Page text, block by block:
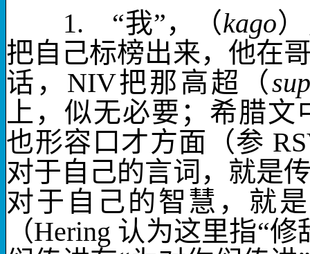
1. “我”，（kago
把自己标榜出来，他在
话， NIV把那 高超 （
上，似无必要；希腊文
也形容口才方面（参
对于自己的言词，就是
对于自己的智慧 ，就
（Hering 认为这里指“修